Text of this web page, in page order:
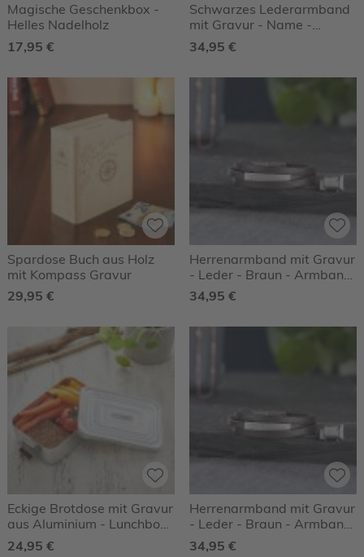
Magische Geschenkbox -
Helles Nadelholz
17,95 €
Schwarzes Lederarmband
mit Gravur - Name -
Personalisiert
34,95 €
Spardose Buch aus Holz
mit Kompass Gravur
29,95 €
Herrenarmband mit Gravur
- Leder - Braun - Armband
mit Römischen Zahlen
34,95 €
Eckige Brotdose mit Gravur
aus Aluminium - Lunchbox
- Personalisiert
24,95 €
Herrenarmband mit Gravur
- Leder - Braun - Armband
mit Name
34,95 €